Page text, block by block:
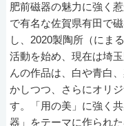
肥前磁器の魅力に強く
で有名な佐賀県有田で
し、2020製陶所（にま
活動を始め、現在は埼
んの作品は、白や青白
かしつつ、さらにオリ
す。「用の美」に強く
器」をテーマに作られ